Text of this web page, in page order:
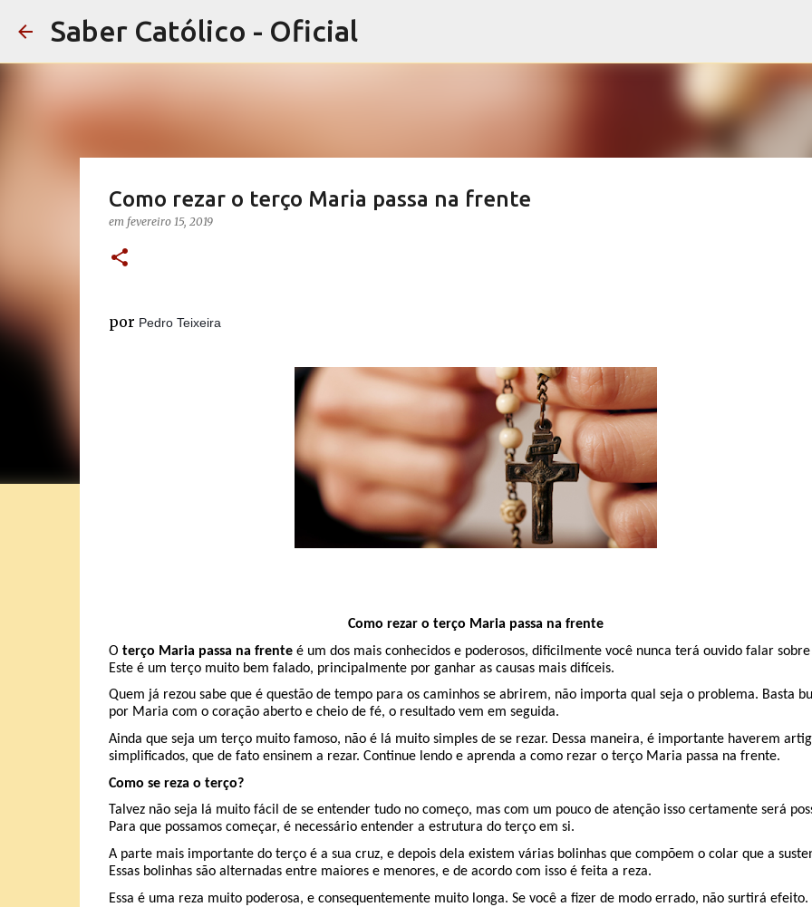
Saber Católico - Oficial
Como rezar o terço Maria passa na frente
em fevereiro 15, 2019
por Pedro Teixeira
Como rezar o terço Maria passa na frente
O terço Maria passa na frenteé um dos mais conhecidos e poderosos, dificilmente você nunca terá ouvido falar
Este é um terço muito bem falado, principalmente por ganhar as causas mais difíceis.
Quem já rezou sabe que é questão de tempo para os caminhos se abrirem, não importa qual seja o problema. Basta
por Maria com o coração aberto e cheio de fé, o resultado vem em seguida.
Ainda que seja um terço muito famoso, não é lá muito simples de se rezar. Dessa maneira, é importante haverem
simplificados, que de fato ensinem a rezar. Continue lendo e aprenda a como rezar o terço Maria passa na frente.
Como se reza o terço?
Talvez não seja lá muito fácil de se entender tudo no começo, mas com um pouco de atenção isso certamente será
Para que possamos começar, é necessário entender a estrutura do terço em si.
A parte mais importante do terço é a sua cruz, e depois dela existem várias bolinhas que compõem o colar que a
Essas bolinhas são alternadas entre maiores e menores, e de acordo com isso é feita a reza.
Essa é uma reza muito poderosa, e consequentemente muito longa. Se você a fizer de modo errado, não surtirá efeito.